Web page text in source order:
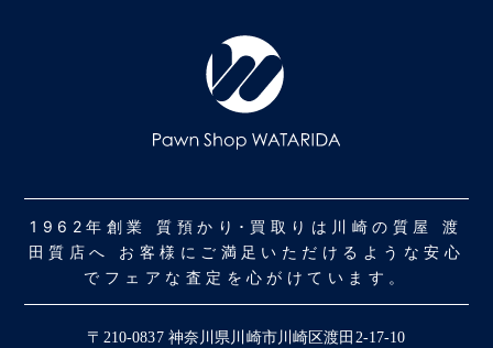
1962年創業 質預かり･買取りは川崎の質屋 渡
田質店へ お客様にご満足いただけるような安心
でフェアな査定を心がけています。
〒210-0837 神奈川県川崎市川崎区渡田2-17-10